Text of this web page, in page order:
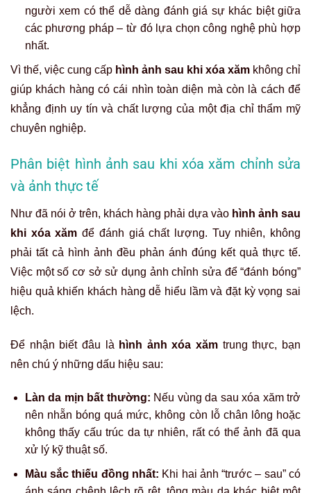
người xem có thể dễ dàng đánh giá sự khác biệt giữa
các phương pháp – từ đó lựa chọn công nghệ phù hợp
nhất.
Vì thế, việc cung cấp hình ảnh sau khi xóa xăm không chỉ
giúp khách hàng có cái nhìn toàn diện mà còn là cách để
khẳng định uy tín và chất lượng của một địa chỉ thẩm mỹ
chuyên nghiệp.
Phân biệt hình ảnh sau khi xóa xăm chỉnh sửa
và ảnh thực tế
Như đã nói ở trên, khách hàng phải dựa vào hình ảnh sau
khi xóa xăm để đánh giá chất lượng. Tuy nhiên, không
phải tất cả hình ảnh đều phản ánh đúng kết quả thực tế.
Việc một số cơ sở sử dụng ảnh chỉnh sửa để “đánh bóng”
hiệu quả khiến khách hàng dễ hiểu lầm và đặt kỳ vọng sai
lệch.
Để nhận biết đâu là hình ảnh xóa xăm trung thực, bạn
nên chú ý những dấu hiệu sau:
Làn da mịn bất thường: Nếu vùng da sau xóa xăm trở
nên nhẵn bóng quá mức, không còn lỗ chân lông hoặc
không thấy cấu trúc da tự nhiên, rất có thể ảnh đã qua
xử lý kỹ thuật số.
Màu sắc thiếu đồng nhất: Khi hai ảnh “trước – sau” có